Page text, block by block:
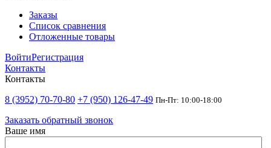
Заказы
Список сравнения
Отложенные товары
ВойтиРегистрация
Контакты
Контакты
8 (3952) 70-70-80 +7 (950) 126-47-49 Пн-Пт: 10:00-18:00
Заказать обратный звонок
Ваше имя